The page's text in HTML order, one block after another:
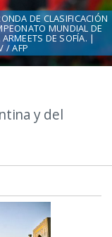
y del
DE CLASIFICACIÓN
MUNDIAL DE
DE SOFÍA. |
/ AFP